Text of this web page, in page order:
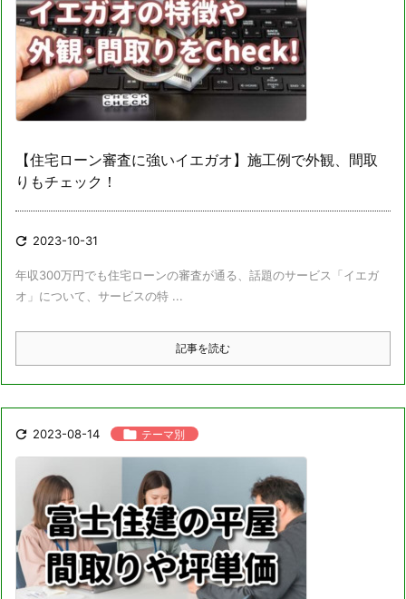
【住宅ローン審査に強いイエガオ】施工例で外観、間取
りもチェック！
 2023-10-31
年収300万円でも住宅ローンの審査が通る、話題のサービス「イエガ
オ」について、サービスの特 ...
記事を読む
 2023-08-14  テーマ別